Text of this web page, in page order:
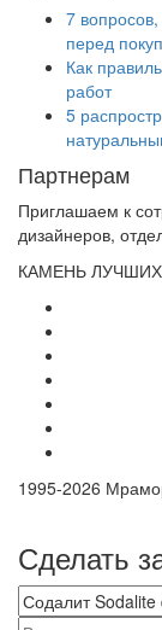
7
перед
Как
работ
5
Партнерам
Приглашаем к
дизайнеров,
КАМЕНЬ
1995-2026
Сделать